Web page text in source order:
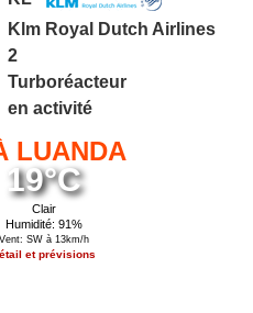
Klm Royal Dutch Airlines
2
Turboréacteur
en activité
LUANDA
19°C
Clair
Humidité: 91%
Vent: SW à 13km/h
et prévisions